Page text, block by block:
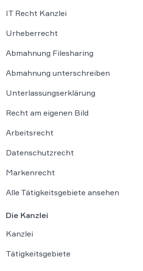
IT Recht Kanzlei
Urheberrecht
Abmahnung Filesharing
Abmahnung unterschreiben
Unterlassungserklärung
Recht am eigenen Bild
Arbeitsrecht
Datenschutzrecht
Markenrecht
Alle Tätigkeitsgebiete ansehen
Die Kanzlei
Kanzlei
Tätigkeitsgebiete